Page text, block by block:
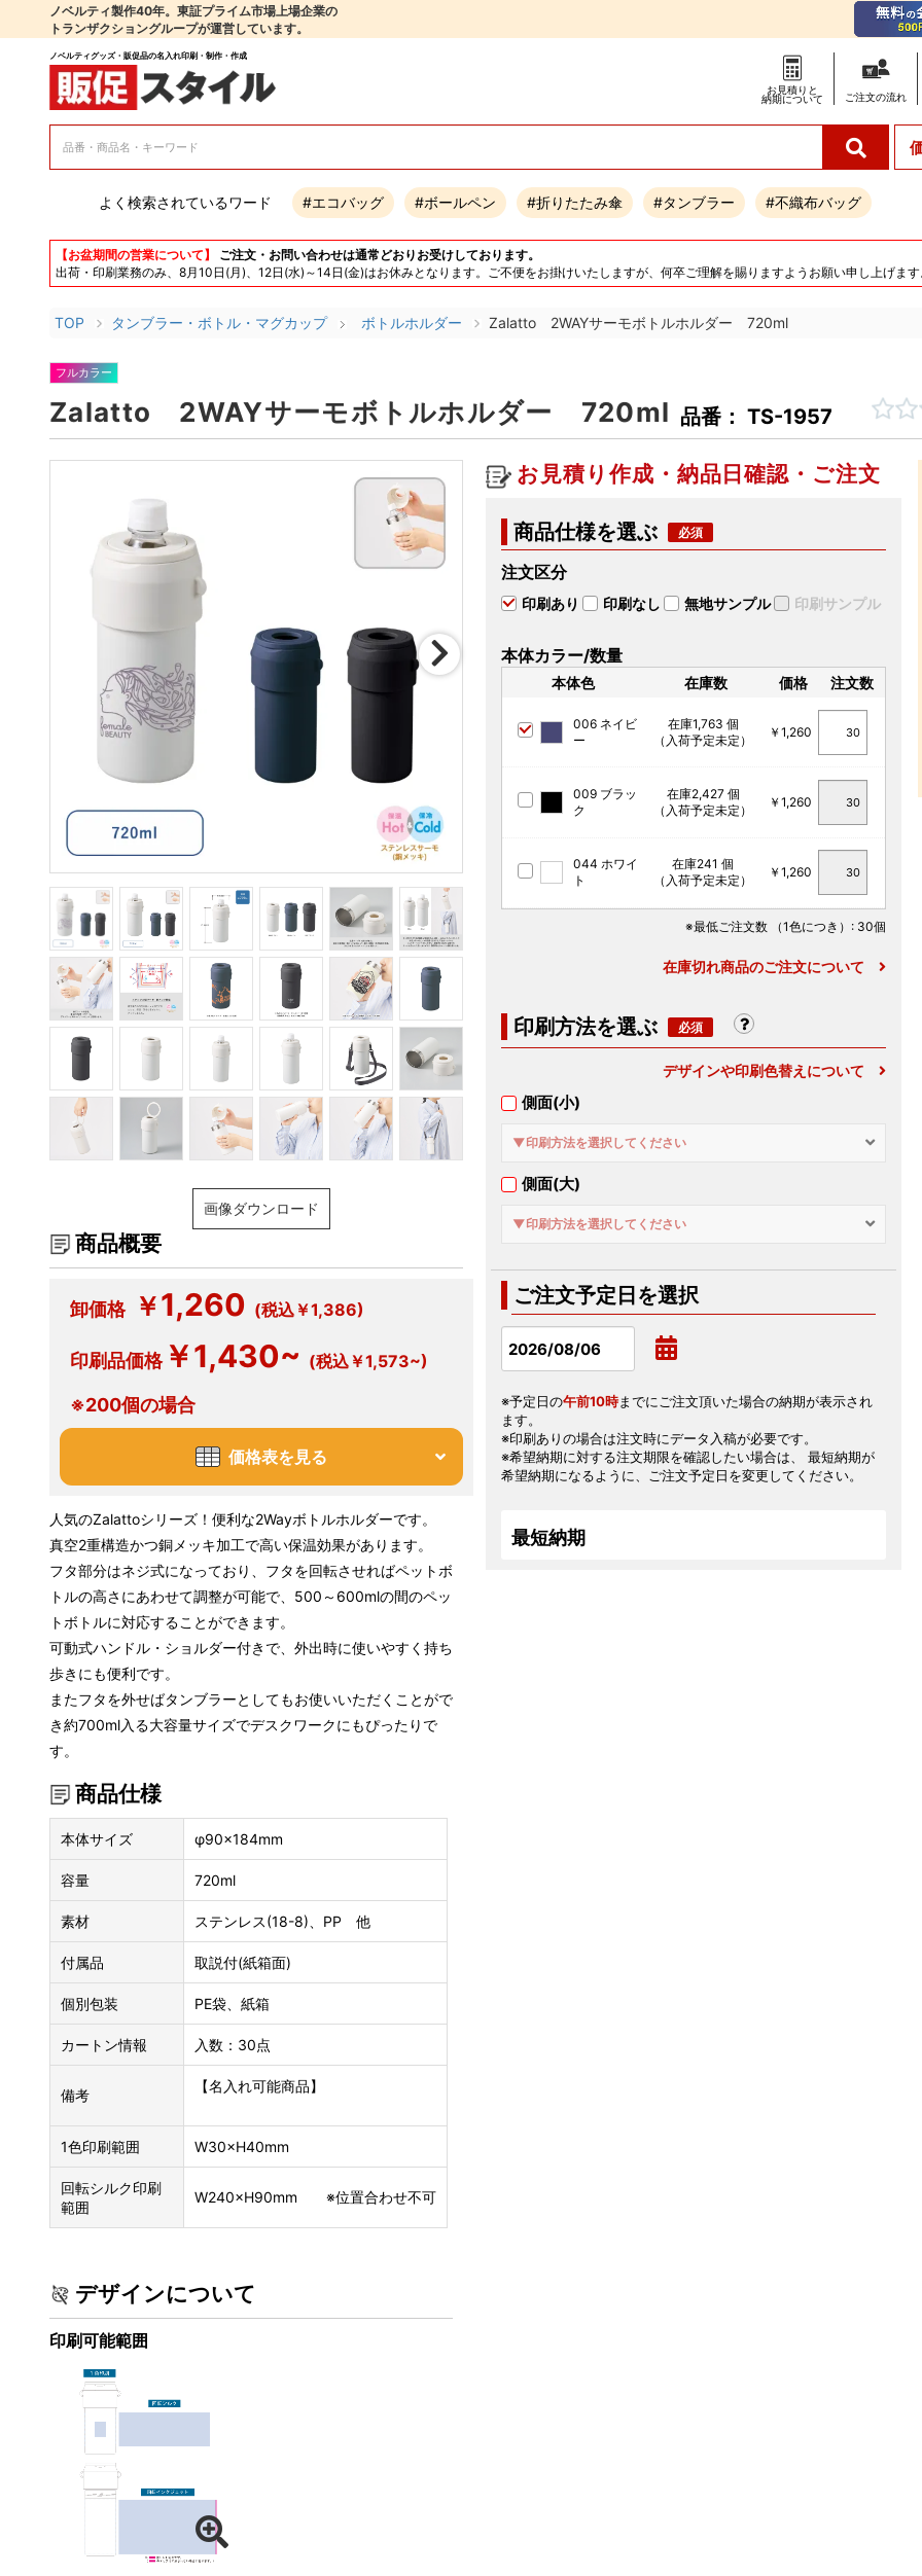
ノベルティ製作40年。東証プライム市場上場企業の
トランザクショングループが運営しています。
ノベルティグッズ・販促品の名入れ印刷・制作・作成
お見積りと
納期について
ご注文の流れ
よく検索されているワード #エコバッグ #ボールペン #折りたたみ傘 #タンブラー #不織布バッグ
【お盆期間の営業について】
ご注文・お問い合わせは通常どおりお受けしております。
出荷・印刷業務のみ、8月10日(月)、12日(水)～14日(金)はお休みとなります。ご不便をお掛けいたしますが、何卒ご理解を賜りますようお願い申し上げま
TOP タンブラー・ボトル・マグカップ ボトルホルダー Zalatto 2WAYサーモボトルホルダー 720ml
フルカラー
Zalatto 2WAYサーモボトルホルダー 720ml 品番： TS-1957
画像ダウンロード
商品概要
卸価格 ￥1,260 (税込￥1,386)
印刷品価格￥1,430~ (税込￥1,573~)
※200個の場合
価格表を見る
人気のZalattoシリーズ！便利な2Wayボトルホルダーです。
真空2重構造かつ銅メッキ加工で高い保温効果があります。
フタ部分はネジ式になっており、フタを回転させればペットボ
トルの高さにあわせて調整が可能で、500～600mlの間のペッ
トボトルに対応することができます。
可動式ハンドル・ショルダー付きで、外出時に使いやすく持ち
歩きにも便利です。
またフタを外せばタンブラーとしてもお使いいただくことがで
き約700ml入る大容量サイズでデスクワークにもぴったりで
す。
商品仕様
本体サイズ φ90×184mm
容量 720ml
素材 ステンレス(18-8)、PP 他
付属品 取説付(紙箱面)
個別包装 PE袋、紙箱
カートン情報 入数：30点
備考
【名入れ可能商品】
1色印刷範囲 W30×H40mm
回転シルク印刷
範囲
W240×H90mm ※位置合わせ不可
デザインについて
印刷可能範囲
お見積り作成・納品日確認・ご注文
商品仕様を選ぶ
注文区分
印刷あり 印刷なし 無地サンプル 印刷サンプル
本体カラー/数量
本体色 在庫数 価格 注文数
006 ネイビ
ー
在庫1,763 個
（入荷予定未定）
￥1,260
009 ブラッ
ク
在庫2,427 個
（入荷予定未定）
￥1,260
044 ホワイ
ト
在庫241 個
（入荷予定未定）
￥1,260
※最低ご注文数 （1色につき） : 30個
在庫切れ商品のご注文について
印刷方法を選ぶ
デザインや印刷色替えについて
側面(小)
▼印刷方法を選択してください
側面(大)
▼印刷方法を選択してください
ご注文予定日を選択
※予定日の午前10時までにご注文頂いた場合の納期が表示され
ます。
※印刷ありの場合は注文時にデータ入稿が必要です。
※希望納期に対する注文期限を確認したい場合は、 最短納期が
希望納期になるように、ご注文予定日を変更してください。
最短納期